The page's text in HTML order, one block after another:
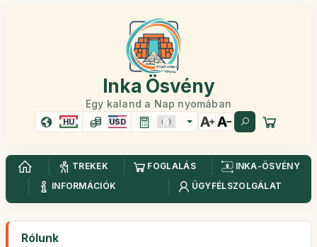
Inka Ösvény
Egy kaland a Nap nyomában
HU USD
TREKEK FOGLALÁS
INKA-ÖSVÉNY
INFORMÁCIÓK
ÜGYFÉLSZOLGÁLAT
Rólunk